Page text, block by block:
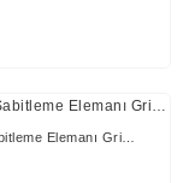
Elemanı Gri…